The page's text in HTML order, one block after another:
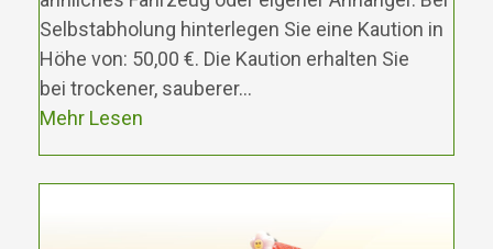
Selbstabholung hinterlegen Sie eine Kaution in
Höhe von: 50,00 €. Die Kaution erhalten Sie
bei trockener, sauberer…
Mehr Lesen